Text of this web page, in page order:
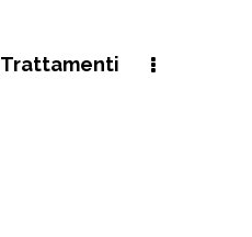
Trattamenti